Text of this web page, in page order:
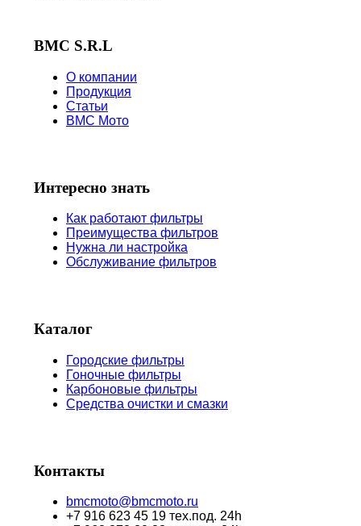
BMC S.R.L
О компании
Продукция
Статьи
BMC Мото
Интересно знать
Как работают фильтры
Преимущества фильтров
Нужна ли настройка
Обслуживание фильтров
Каталог
Городские фильтры
Гоночные фильтры
Карбоновые фильтры
Средства очистки и смазки
Контакты
bmcmoto@bmcmoto.ru
+7 916 623 45 19 тех.под. 24h